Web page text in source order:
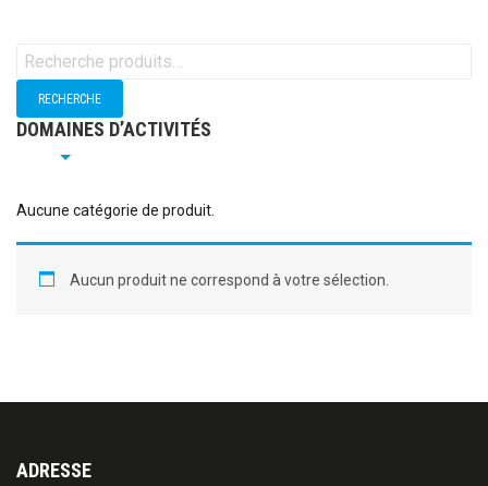
e
h
e
h
p
DOMAINES D’ACTIVITÉS
Aucune catégorie de produit.
Aucun produit ne correspond à votre sélection.
ADRESSE